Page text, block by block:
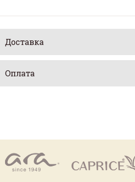
Доставка
Оплата